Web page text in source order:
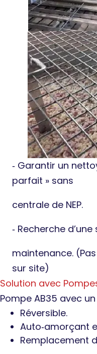
‐ Garantir un
parfait » sans
centrale de NEP.
‐ Recherche
maintenance.
sur site)
Solution avec
Pompe AB35 avec
Réversible.
Auto‐amorçant
Remplacement